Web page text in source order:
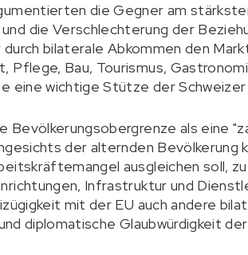
die Gegner am
die Verschlechterung der
bilaterale Abkommen den
Pflege, Bau, Tourismus,
eine wichtige Stütze der
Bevölkerungsobergrenze als eine
der alternden Bevölkerung
ausgleichen soll,
Infrastruktur und
mit der EU auch andere
diplomatische Glaubwürdigkeit